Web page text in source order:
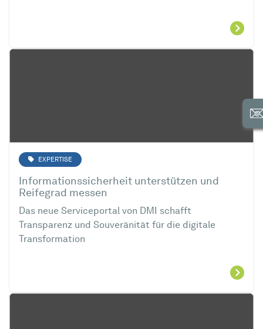
EXPERTISE
Informationssicherheit unterstützen und
Reifegrad messen
Das neue Serviceportal von DMI schafft
Transparenz und Souveränität für die digitale
Transformation